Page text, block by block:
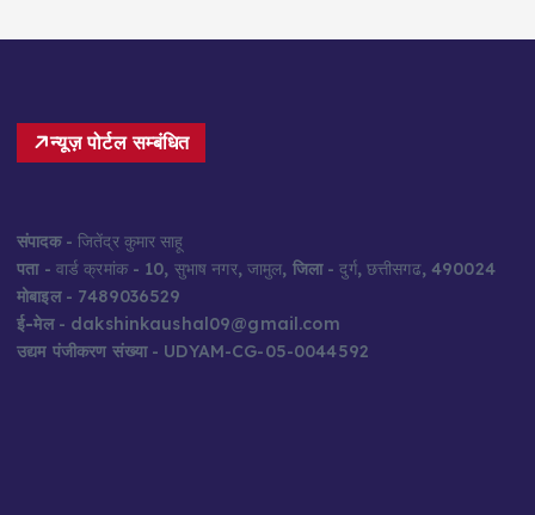
न्यूज़ पोर्टल सम्बंधित
संपादक- जितेंद्र कुमार साहू
पता- वार्ड क्रमांक - 10, सुभाष नगर, जामुल, जिला- दुर्ग, छत्तीसगढ, 490024
मोबाइल- 7489036529
ई-मेल- dakshinkaushal09@gmail.com
उद्यम पंजीकरण संख्या- UDYAM-CG-05-0044592